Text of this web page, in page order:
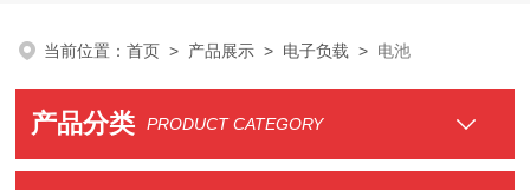
当前位置：首页 > 产品展示 > 电子负载 > 电池
产品分类 PRODUCT CATEGORY